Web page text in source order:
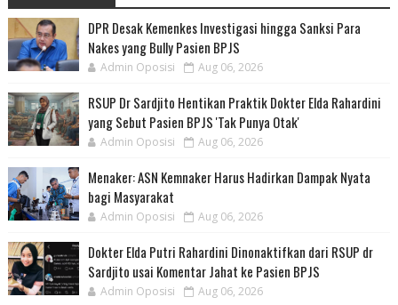
DPR Desak Kemenkes Investigasi hingga Sanksi Para
Nakes yang Bully Pasien BPJS
Admin Oposisi Aug 06, 2026
RSUP Dr Sardjito Hentikan Praktik Dokter Elda Rahardini
yang Sebut Pasien BPJS 'Tak Punya Otak'
Admin Oposisi Aug 06, 2026
Menaker: ASN Kemnaker Harus Hadirkan Dampak Nyata
bagi Masyarakat
Admin Oposisi Aug 06, 2026
Dokter Elda Putri Rahardini Dinonaktifkan dari RSUP dr
Sardjito usai Komentar Jahat ke Pasien BPJS
Admin Oposisi Aug 06, 2026